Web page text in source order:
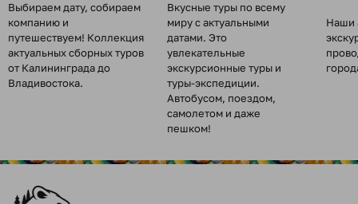
Выбираем дату, собираем
компанию и
путешествуем! Коллекция
актуальных сборных туров
от Калининграда до
Владивостока.
Вкусные туры по всему
миру с актуальными
датами. Это
увлекательные
экскурсионные туры и
туры-экспедиции.
Автобусом, поездом,
самолетом и даже
пешком!
Наши